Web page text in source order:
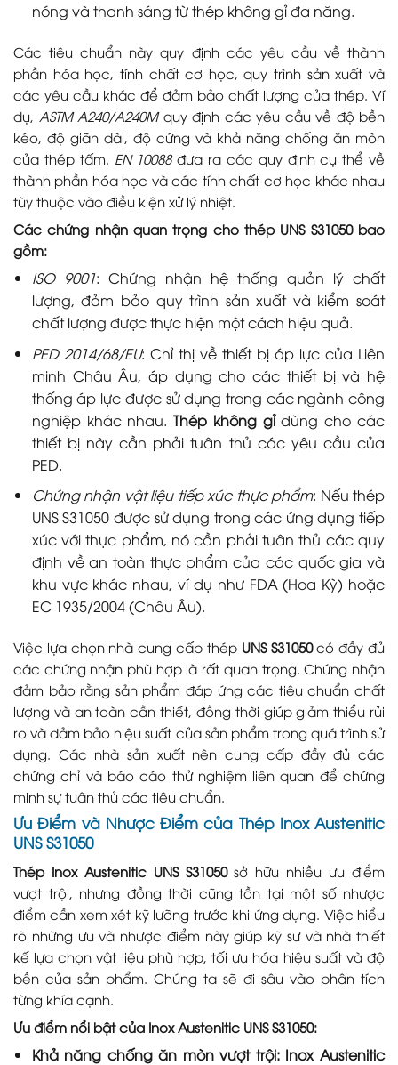
nóng và thanh sáng từ thép không gỉ đa năng.
Các tiêu chuẩn này quy định các yêu cầu về thành
phần hóa học, tính chất cơ học, quy trình sản xuất và
các yêu cầu khác để đảm bảo chất lượng của thép. Ví
dụ, ASTM A240/A240Mquy định các yêu cầu về độ bền
kéo, độ giãn dài, độ cứng và khả năng chống ăn mòn
của thép tấm. EN 10088đưa ra các quy định cụ thể về
thành phần hóa học và các tính chất cơ học khác nhau
tùy thuộc vào điều kiện xử lý nhiệt.
Các chứng nhận quan trọng cho thép UNS S31050 bao
gồm:
ISO 9001: Chứng nhận hệ thống quản lý chất
lượng, đảm bảo quy trình sản xuất và kiểm soát
chất lượng được thực hiện một cách hiệu quả.
PED 2014/68/EU: Chỉ thị về thiết bị áp lực của Liên
minh Châu Âu, áp dụng cho các thiết bị và hệ
thống áp lực được sử dụng trong các ngành công
nghiệp khác nhau.Thép không gỉdùng cho các
thiết bị này cần phải tuân thủ các yêu cầu của
PED.
Chứng nhận vật liệu tiếp xúc thực phẩm: Nếu thép
UNS S31050 được sử dụng trong các ứng dụng tiếp
xúc với thực phẩm, nó cần phải tuân thủ các quy
định về an toàn thực phẩm của các quốc gia và
khu vực khác nhau, ví dụ như FDA (Hoa Kỳ) hoặc
EC 1935/2004 (Châu Âu).
Việc lựa chọn nhà cung cấp thép UNS S31050có đầy đủ
các chứng nhận phù hợp là rất quan trọng. Chứng nhận
đảm bảo rằng sản phẩm đáp ứng các tiêu chuẩn chất
lượng và an toàn cần thiết, đồng thời giúp giảm thiểu rủi
ro và đảm bảo hiệu suất của sản phẩm trong quá trình sử
dụng. Các nhà sản xuất nên cung cấp đầy đủ các
chứng chỉ và báo cáo thử nghiệm liên quan để chứng
minh sự tuân thủ các tiêu chuẩn.
Ưu Điểm và Nhược Điểm của Thép Inox Austenitic
UNS S31050
Thép Inox Austenitic UNS S31050sở hữu nhiều ưu điểm
vượt trội, nhưng đồng thời cũng tồn tại một số nhược
điểm cần xem xét kỹ lưỡng trước khi ứng dụng. Việc hiểu
rõ những ưu và nhược điểm này giúp kỹ sư và nhà thiết
kế lựa chọn vật liệu phù hợp, tối ưu hóa hiệu suất và độ
bền của sản phẩm. Chúng ta sẽ đi sâu vào phân tích
từng khía cạnh.
Ưu điểm nổi bật của Inox Austenitic UNS S31050:
Khả năng chống ăn mòn vượt trội: Inox Austenitic